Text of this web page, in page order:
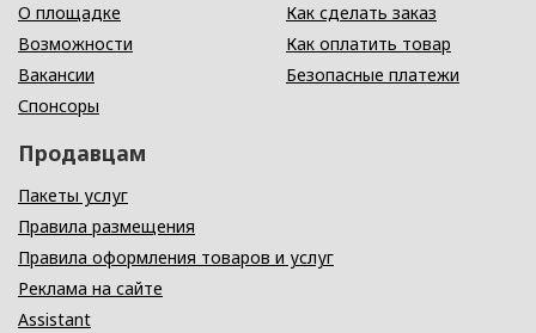
О площадке
Возможности
Вакансии
Спонсоры
Как сделать заказ
Как оплатить товар
Безопасные платежи
Продавцам
Пакеты услуг
Правила размещения
Правила оформления товаров и услуг
Реклама на сайте
Assistant